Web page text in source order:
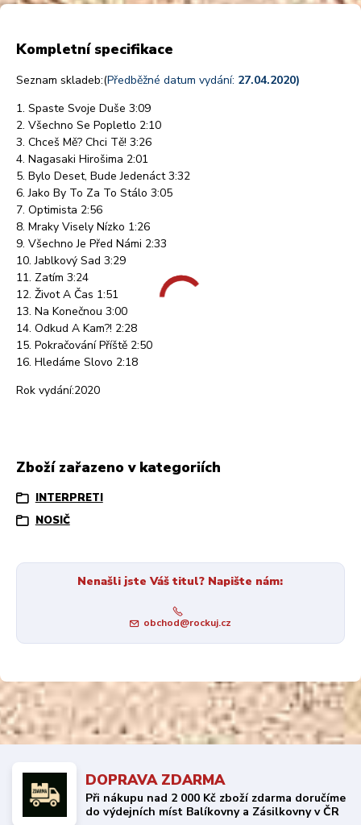
Kompletní specifikace
Seznam skladeb:(Předběžné datum vydání: 27.04.2020)
1. Spaste Svoje Duše 3:09
2. Všechno Se Popletlo 2:10
3. Chceš Mě? Chci Tě! 3:26
4. Nagasaki Hirošima 2:01
5. Bylo Deset, Bude Jedenáct 3:32
6. Jako By To Za To Stálo 3:05
7. Optimista 2:56
8. Mraky Visely Nízko 1:26
9. Všechno Je Před Námi 2:33
10. Jablkový Sad 3:29
11. Zatím 3:24
12. Život A Čas 1:51
13. Na Konečnou 3:00
14. Odkud A Kam?! 2:28
15. Pokračování Příště 2:50
16. Hledáme Slovo 2:18
Rok vydání:2020
Zboží zařazeno v kategoriích
INTERPRETI
NOSIČ
Nenašli jste Váš titul? Napište nám:
obchod@rockuj.cz
DOPRAVA ZDARMA
Při nákupu nad 2 000 Kč zboží zdarma doručíme
do výdejních míst Balíkovny a Zásilkovny v ČR